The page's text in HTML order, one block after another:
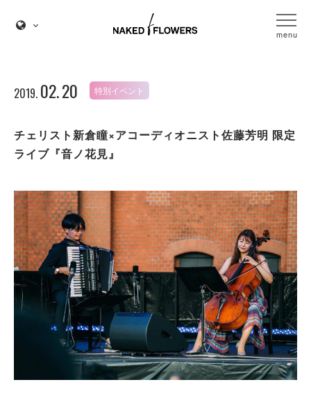
menu
2019. 02.20 特別イベント
チェリスト新倉瞳×アコーディオニスト佐藤芳明 限定
ライブ『音ノ花見』